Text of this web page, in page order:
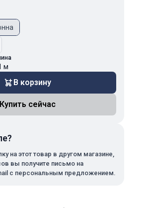
м
В корзину
Купить сейчас
на этот товар в другом магазине,
вы получите письмо на
с персональным предложением.